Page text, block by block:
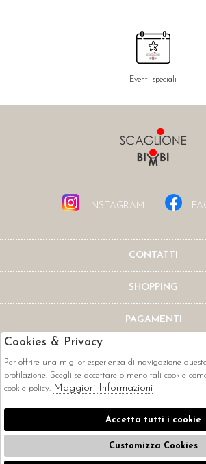
Eventi speciali
INSTAGRAM
CONTATTI
SHOPPING
PAGAMENTI
CORRIERI
Cookies & Privacy
Per offrire una miglior esperienza di navigazione
profilazione. Scegli se accettare o meno tali cookie
cookie policy. Maggiori Informazioni
Accetta tutti i cookie
Customizza Cookies